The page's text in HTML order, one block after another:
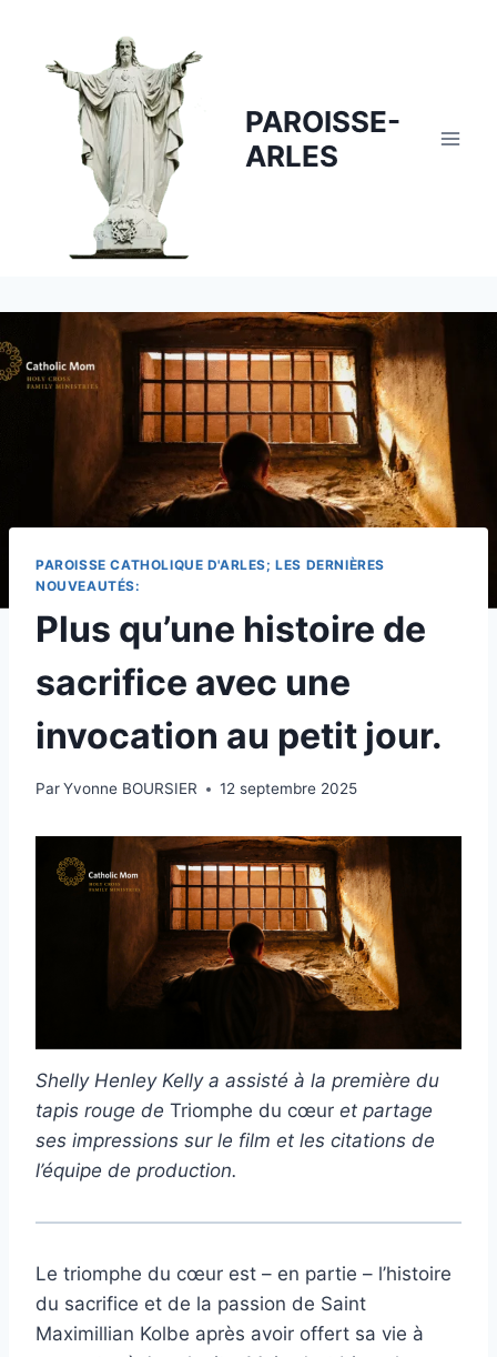
content
PAROISSE-
ARLES
PAROISSE CATHOLIQUE D'ARLES; LES DERNIÈRES
NOUVEAUTÉS:
Plus qu’une histoire de
sacrifice avec une
invocation au petit jour.
ParYvonne BOURSIER 12 septembre 2025
Shelly Henley Kelly a assisté à la première du
tapis rouge de Triomphe du cœur et partage
ses impressions sur le film et les citations de
l’équipe de production.
Le triomphe du cœur est – en partie – l’histoire
du sacrifice et de la passion de Saint
Maximillian Kolbe après avoir offert sa vie à